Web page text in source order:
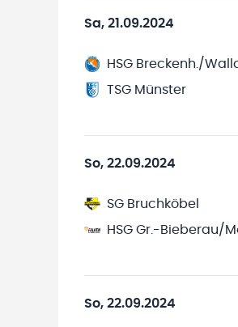
Sa, 21.09.2024
HSG Breckenh./
TSG Münster
So, 22.09.2024
SG Bruchköbel
HSG Gr.-Bieberau/
So, 22.09.2024